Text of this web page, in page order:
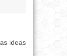
ideas